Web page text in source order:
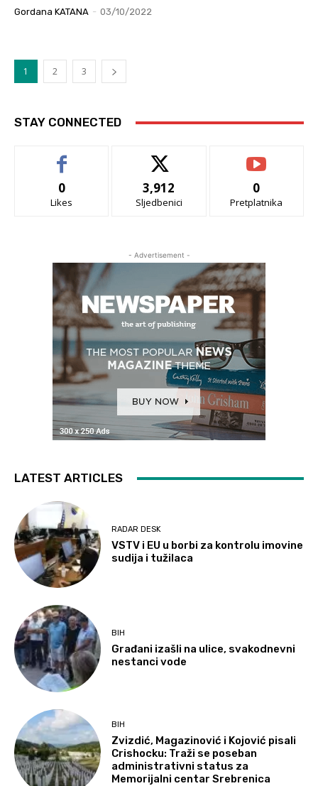
Gordana KATANA - 03/10/2022
1 2 3
STAY CONNECTED
0
Likes
3,912
Sljedbenici
0
Pretplatnika
- Advertisement -
LATEST ARTICLES
RADAR DESK
VSTV i EU u borbi za kontrolu imovine
sudija i tužilaca
BIH
Građani izašli na ulice, svakodnevni
nestanci vode
BIH
Zvizdić, Magazinović i Kojović pisali
Crishocku: Traži se poseban
administrativni status za
Memorijalni centar Srebrenica